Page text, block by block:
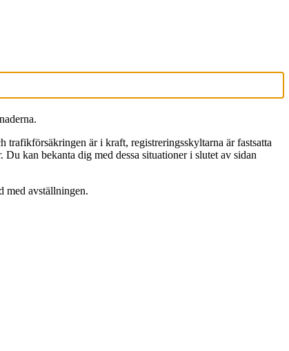
är i kraft, registreringsskyltarna är fastsatta
kan bekanta dig med dessa situationer i slutet av sidan
med avställningen.